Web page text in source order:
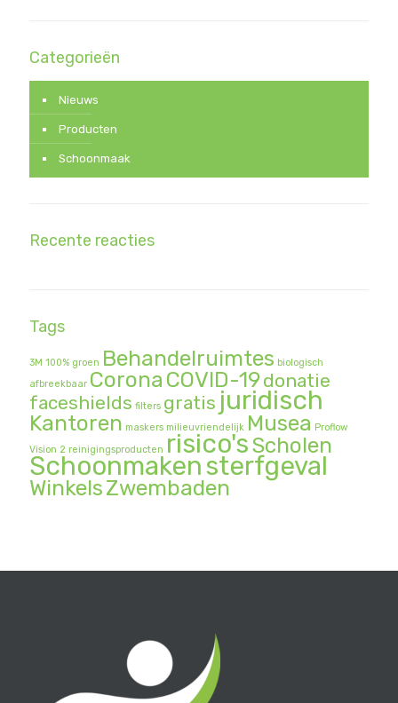
Categorieën
Nieuws
Producten
Schoonmaak
Recente reacties
Tags
3M 100% groen Behandelruimtes biologisch
afbreekbaar Corona COVID-19donatie
faceshields filters gratis juridisch
Kantoren maskers milieuvriendelijk Musea Proflow
Vision 2 reinigingsproducten risico'sScholen
Schoonmakensterfgeval
WinkelsZwembaden